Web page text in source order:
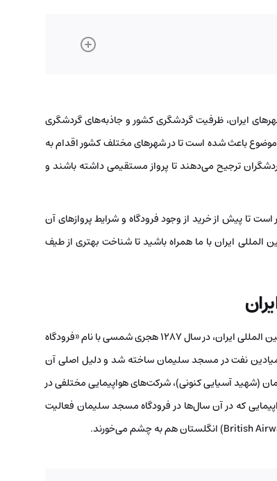
ایران، ظرفیت گردشگری کشور و جاذبه‌های گردشگری
باعث شده است تا در شهرهای مختلف کشور اقدام به
ترجیح می‌دهند تا پرواز مستقیمی داشته باشند و
تا پیش از خرید از وجود فرودگاه و شرایط پروازهای آن
المللی ایران با ما همراه باشید تا شناخت بهتری از طیف
شاید برایتان جالب باشد که اولین و در واقع قدیمی‌ترین فرودگاه های بین المللی ایران، در سال 1287 هجری شمسی با نام «فرودگاه
نفت در مسجد سلیمان ساخته شد و دلیل اصلی آن
(شهید آسیایی کنونی)، شرکت‌های هواپیمایی مختلفی در
که در آن سال‌ها در فرودگاه مسجد سلیمان فعالیت